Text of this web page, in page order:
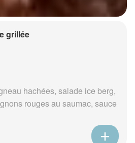
grillée
hachées, salade ice berg,
rouges au saumac, sauce